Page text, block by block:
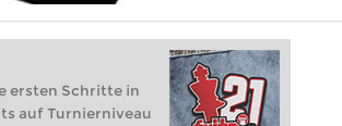
ersten Schritte in
auf Turnierniveau